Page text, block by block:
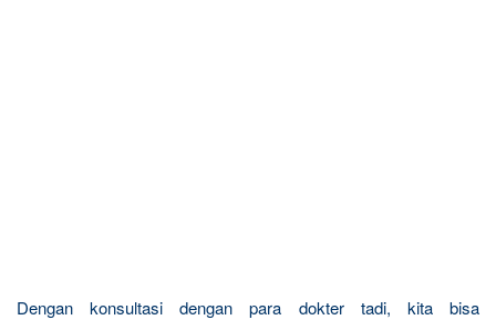
Dengan konsultasi dengan para dokter tadi, kita bisa